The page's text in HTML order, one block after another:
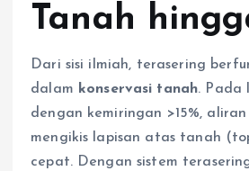
Tanah
Dari sisi ilmiah, terasering
dalam konservasi tanah. Pada
dengan kemiringan >15%,
mengikis lapisan atas tanah
cepat. Dengan sistem